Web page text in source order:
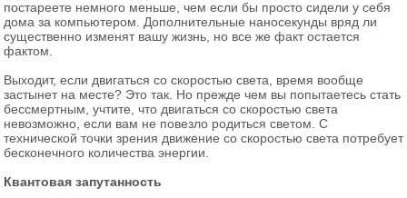
постареете немного меньше, чем если бы просто сидели у себя
дома за компьютером. Дополнительные наносекунды вряд ли
существенно изменят вашу жизнь, но все же факт остается
фактом.
Выходит, если двигаться со скоростью света, время вообще
застынет на месте? Это так. Но прежде чем вы попытаетесь стать
бессмертным, учтите, что двигаться со скоростью света
невозможно, если вам не повезло родиться светом. С
технической точки зрения движение со скоростью света потребует
бесконечного количества энергии.
Квантовая запутанность